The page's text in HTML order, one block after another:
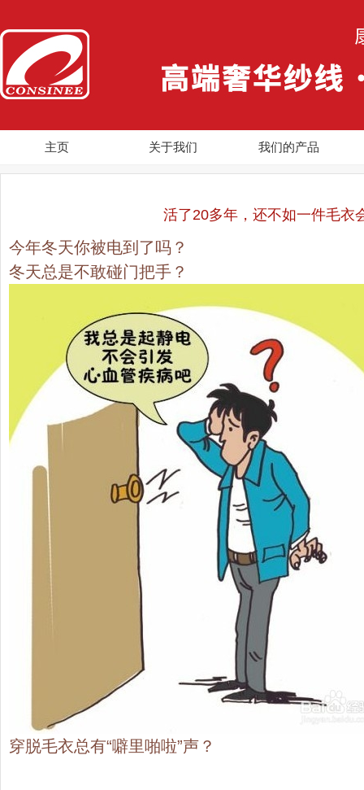
主页 关于我们 我们的产品
活了20多年，还不如一件毛衣
今年冬天你被电到了吗？
冬天总是不敢碰门把手？
穿脱毛衣总有“噼里啪啦”声？